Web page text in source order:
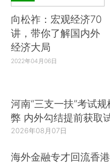
向松祚：宏观经济70
讲，带你了解国内外
经济大局
2022年04月06日
河南“三支一扶”考试
弊 内外勾结提前获取
2026年08月07日
海外金融专才回流香